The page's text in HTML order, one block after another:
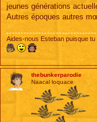
jeunes générations
Autres époques autres
Aides-nous Esteban puisque tu
thebunkerparodie
Naacal loquace